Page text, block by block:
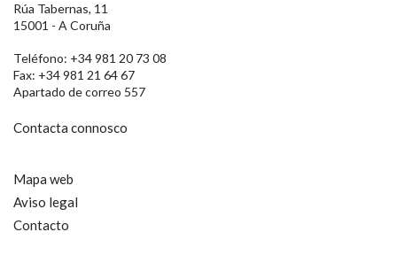
Rúa Tabernas, 11
15001 - A Coruña
Teléfono: +34 981 20 73 08
Fax: +34 981 21 64 67
Apartado de correo 557
Contacta connosco
Mapa web
Aviso legal
Contacto